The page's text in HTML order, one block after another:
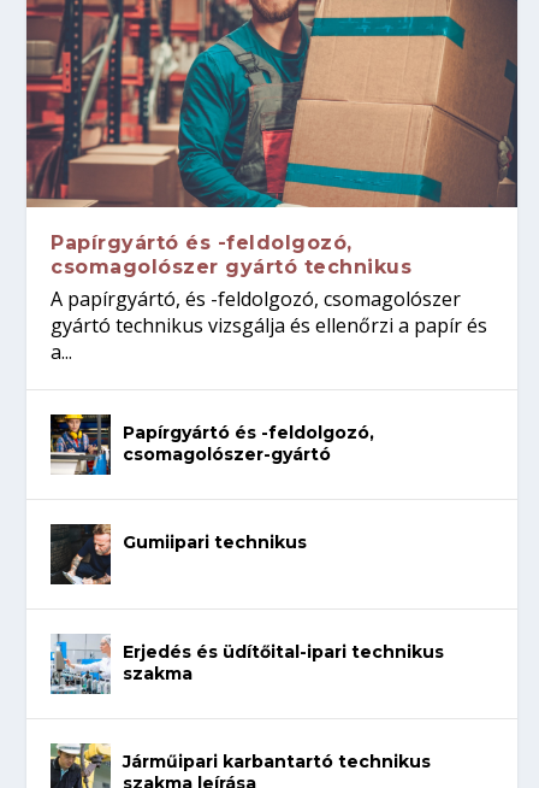
Papírgyártó és -feldolgozó,
csomagolószer gyártó technikus
A papírgyártó, és -feldolgozó, csomagolószer
gyártó technikus vizsgálja és ellenőrzi a papír és
a...
Papírgyártó és -feldolgozó,
csomagolószer-gyártó
Gumiipari technikus
Erjedés és üdítőital-ipari technikus
szakma
Járműipari karbantartó technikus
szakma leírása